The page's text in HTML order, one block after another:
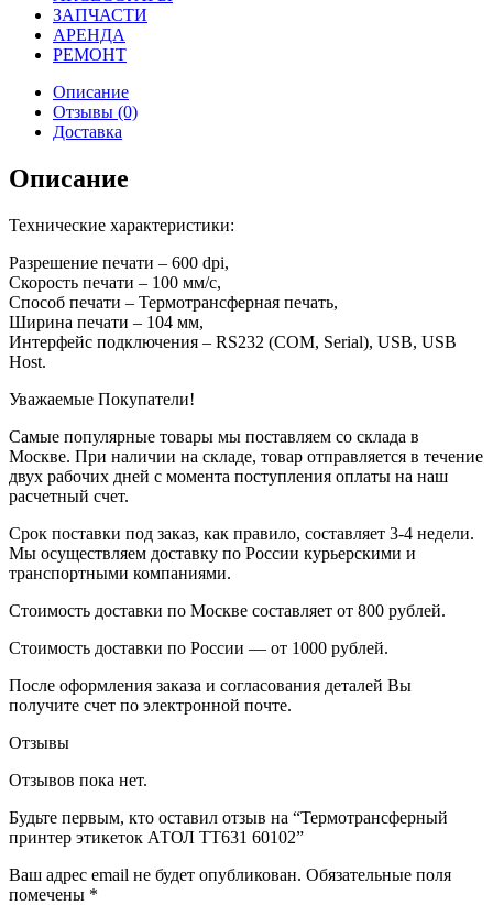
ЗАПЧАСТИ
АРЕНДА
РЕМОНТ
Описание
Отзывы (0)
Доставка
Описание
Технические характеристики:
Разрешение печати – 600 dpi,
Скорость печати – 100 мм/c,
Способ печати – Термотрансферная печать,
Ширина печати – 104 мм,
Интерфейс подключения – RS232 (COM, Serial), USB, USB
Host.
Уважаемые Покупатели!
Самые популярные товары мы поставляем со склада в
Москве. При наличии на складе, товар отправляется в течение
двух рабочих дней с момента поступления оплаты на наш
расчетный счет.
Срок поставки под заказ, как правило, составляет 3-4 недели.
Мы осуществляем доставку по России курьерскими и
транспортными компаниями.
Стоимость доставки по Москве составляет от 800 рублей.
Стоимость доставки по России — от 1000 рублей.
После оформления заказа и согласования деталей Вы
получите счет по электронной почте.
Отзывы
Отзывов пока нет.
Будьте первым, кто оставил отзыв на “Термотрансферный
принтер этикеток АТОЛ TT631 60102”
Ваш адрес email не будет опубликован. Обязательные поля
помечены *